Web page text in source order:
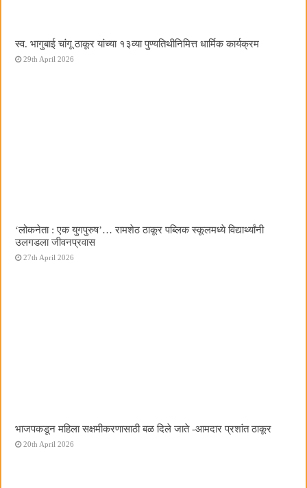
स्व. भागुबाई चांगू ठाकूर यांच्या १३व्या पुण्यतिथीनिमित्त धार्मिक कार्यक्रम
29th April 2026
‌‘लोकनेता : एक युगपुरुष‌’… रामशेठ ठाकूर पब्लिक स्कूलमध्ये विद्यार्थ्यांनी
उलगडला जीवनप्रवास
27th April 2026
भाजपकडून महिला सक्षमीकरणासाठी बळ दिले जाते -आमदार प्रशांत ठाकूर
20th April 2026